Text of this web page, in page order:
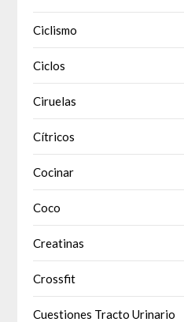
Ciclismo
Ciclos
Ciruelas
Cítricos
Cocinar
Coco
Creatinas
Crossfit
Cuestiones Tracto Urinario